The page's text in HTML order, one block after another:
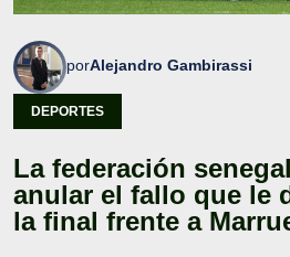
porAlejandro Gambirassi
DEPORTES
La federación
anular el fallo que le
la final frente a